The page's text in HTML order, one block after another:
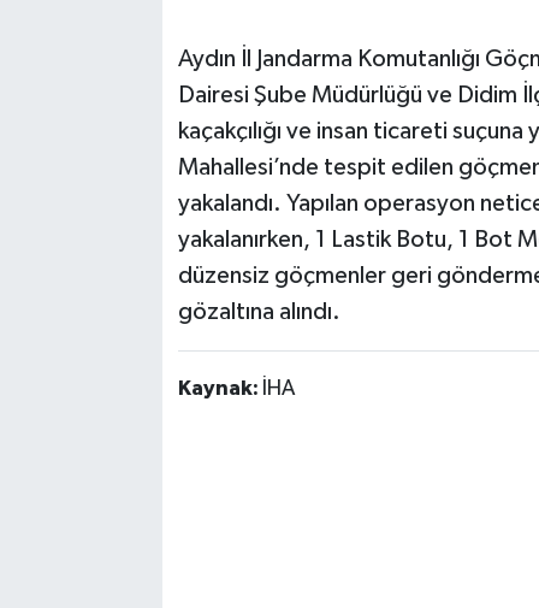
Aydın İl Jandarma Komutanlığı
Dairesi Şube Müdürlüğü ve Didim
kaçakçılığı ve insan ticareti
Mahallesi’nde tespit edilen
yakalandı. Yapılan operasyon
yakalanırken, 1 Lastik Botu, 1 Bot
düzensiz göçmenler geri
gözaltına alındı.
Kaynak: İHA